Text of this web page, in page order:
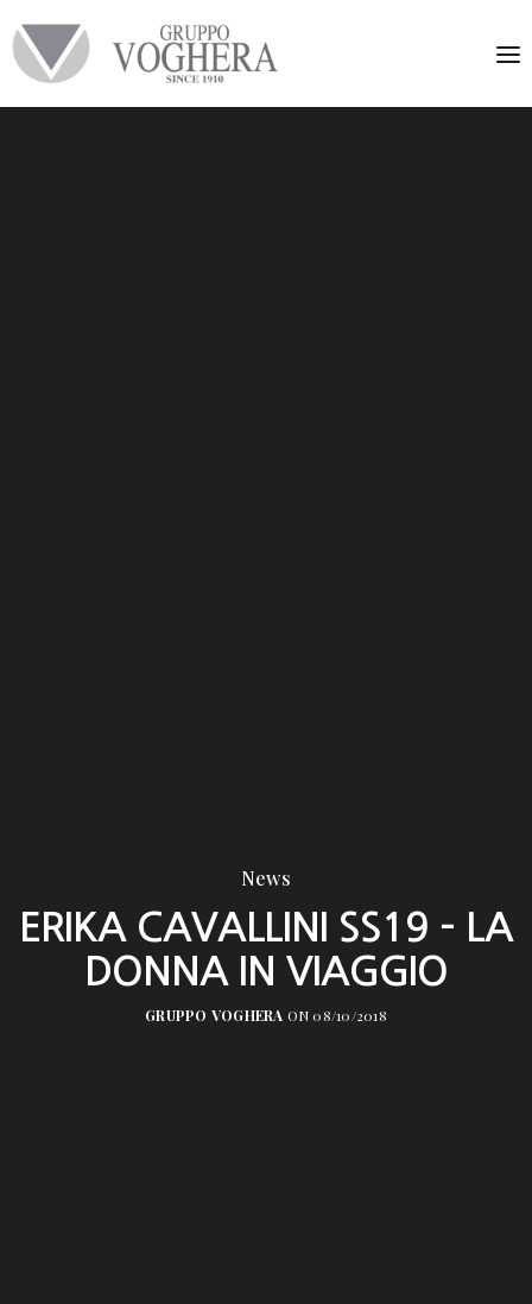
News
ERIKA CAVALLINI SS19 – LA
DONNA IN VIAGGIO
GRUPPO VOGHERA ON 08/10/2018